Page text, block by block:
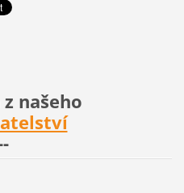
našeho